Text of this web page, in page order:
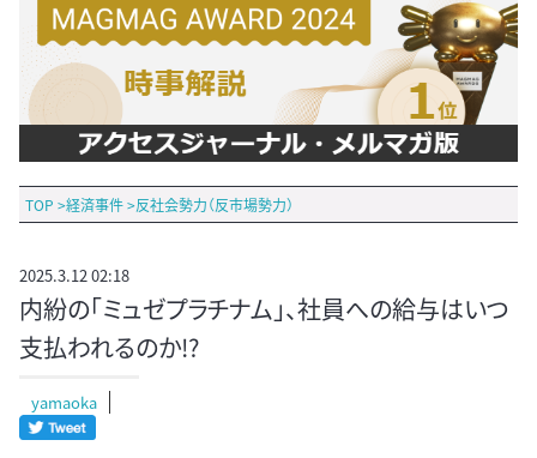
TOP >経済事件>反社会勢力（反市場勢力）
2025.3.12 02:18
内紛の「ミュゼプラチナム」、社員への給与はいつ
支払われるのか!?
yamaoka